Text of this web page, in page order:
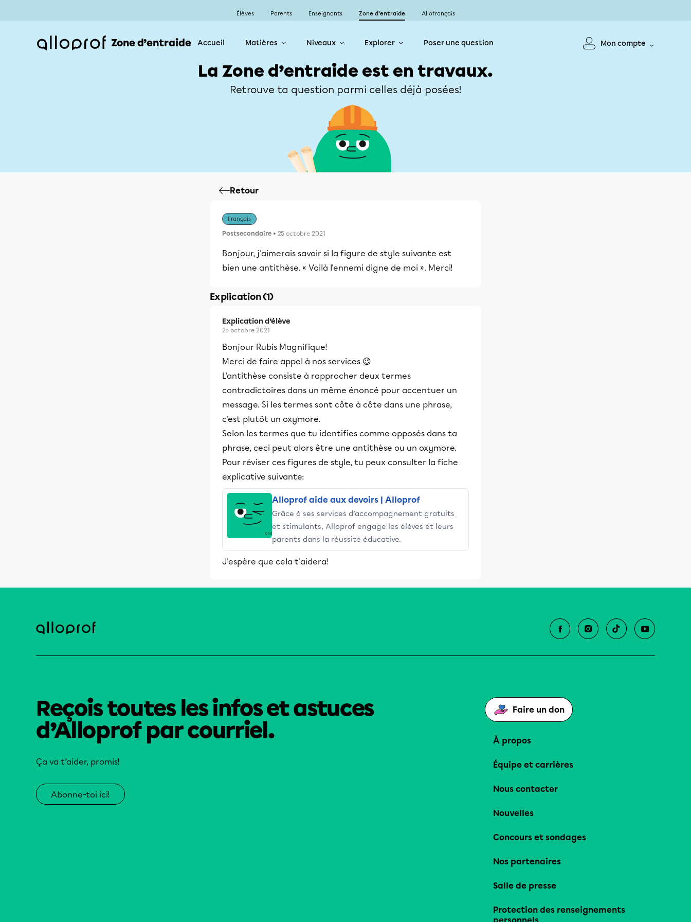
Élèves Parents Enseignants Zone d’entraide Allofrançais
Zone d’entraide Accueil Matières Niveaux Explorer Poser une question Mon compte
La Zone d’entraide est en travaux.
Retrouve ta question parmi celles déjà posées!
Retour
Français
Postsecondaire • 25 octobre 2021
Bonjour, j'aimerais savoir si la figure de style suivante est
bien une antithèse. « Voilà l'ennemi digne de moi ». Merci!
Explication (1)
Explication d’élève
25 octobre 2021
Bonjour Rubis Magnifique!
Merci de faire appel à nos services 😉
L'antithèse consiste à rapprocher deux termes
contradictoires dans un même énoncé pour accentuer un
message. Si les termes sont côte à côte dans une phrase,
c'est plutôt un oxymore.
Selon les termes que tu identifies comme opposés dans ta
phrase, ceci peut alors être une antithèse ou un oxymore.
Pour réviser ces figures de style, tu peux consulter la fiche
explicative suivante:
Alloprof aide aux devoirs | Alloprof
Grâce à ses services d’accompagnement gratuits
et stimulants, Alloprof engage les élèves et leurs
parents dans la réussite éducative.
J'espère que cela t'aidera!
Reçois toutes les infos et astuces
d’Alloprof par courriel.
Ça va t’aider, promis!
Abonne-toi ici!
Faire un don
À propos
Équipe et carrières
Nous contacter
Nouvelles
Concours et sondages
Nos partenaires
Salle de presse
Protection des renseignements